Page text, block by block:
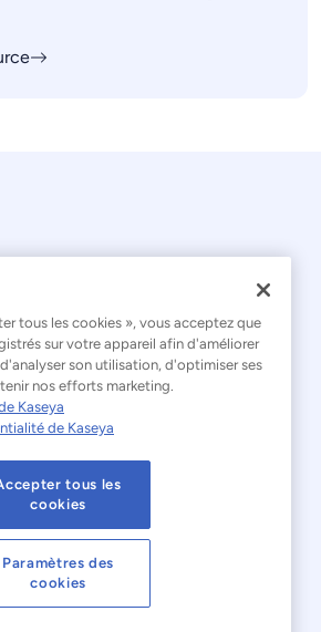
Tous droits réservés.
Français
à l'esclavage moderne
Mentions légales
d'utilisation du site web
confidentialité
tous les cookies », vous acceptez que
sur votre appareil afin d'améliorer
son utilisation, d'optimiser ses
nos efforts marketing.
Kaseya
de Kaseya
tous les
cookies
Paramètres des
cookies